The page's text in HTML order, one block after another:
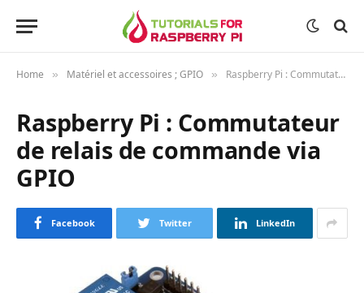
Home » Matériel et accessoires ; GPIO » Raspberry Pi : Commutateur de relais de commande via GPIO
Raspberry Pi : Commutateur
de relais de commande via
GPIO
Facebook Twitter LinkedIn